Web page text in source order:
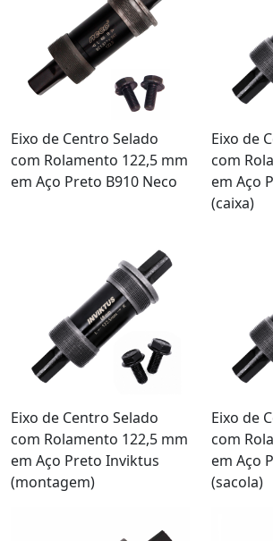
Eixo de Centro Selado
com Rolamento 122,5 mm
em Aço Preto B910 Neco
Eixo de
com
em Aço
(caixa)
Eixo de Centro Selado
com Rolamento 122,5 mm
em Aço Preto Inviktus
(montagem)
Eixo de
com
em Aço
(sacola)